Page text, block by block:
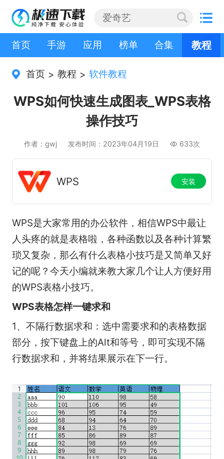
首页 手游 应用 榜单 合集 教程
首页 > 教程 > 软件教程
WPS如何快速生成图表_WPS表格
操作技巧
作者：gwj 发布时间：2023年04月19日 633次
WPS 安装
WPS是大家常用的办公软件，相信WPS中最让
人头疼的就是表格啦，各种函数以及各种计算繁
琐又复杂，那么有什么表格小技巧是又简单又好
记的呢？今天小编就来教大家几个让人方便好用
的WPS表格小技巧。
WPS表格怎样一键求和
1、不隔行数据求和：选中需要求和的表格数据
部分，按下键盘上的Alt和等号，即可实现不隔
行数据求和，并将结果展示在下一行。